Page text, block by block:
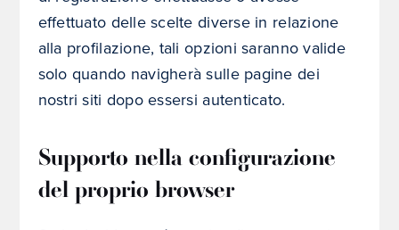
effettuato delle scelte diverse in relazione
alla profilazione, tali opzioni saranno valide
solo quando navigherà sulle pagine dei
nostri siti dopo essersi autenticato.
Supporto nella configurazione
del proprio browser